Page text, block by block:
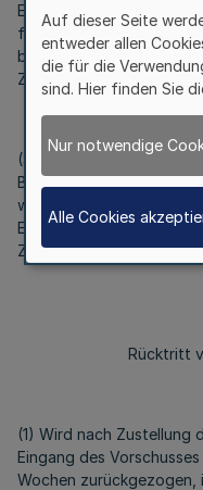
Empfangsbestätigung
für die weitere
bis zum Ablauf der im
Zahlungsfrist zu zahlen.
(3) Es kann ein
Bescheid aufgeführten
wurden. Für die
Euro bis zum Ablauf der
Zahlungsfrist zu zahlen.
Rücktritt
(1) Wird nach Zustellung
Eingang des
Wochen zurückgezogen,
Auf dieser Seite
entweder allen
die für die
sind. Hier finden Sie
Nur notwendige
Alle Cookies